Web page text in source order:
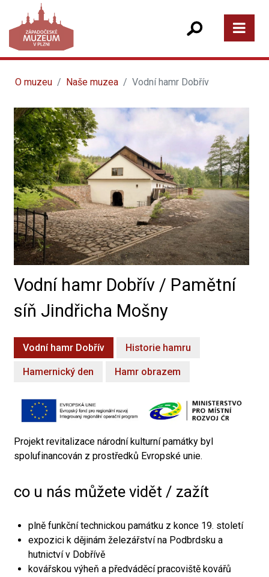
O muzeu Naše muzea Vodní hamr Dobřív
Vodní hamr Dobřív / Pamětní
síň Jindřicha Mošny
Vodní hamr Dobřív Historie hamru
Hamernický den Hamr obrazem
Projekt revitalizace národní kulturní památky byl
spolufinancován z prostředků Evropské unie.
co u nás můžete vidět / zažít
plně funkční technickou památku z konce 19. století
expozici k dějinám železářství na Podbrdsku a
hutnictví v Dobřívě
kovářskou výheň a předváděcí pracoviště kovářů